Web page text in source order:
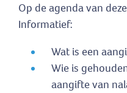
Op de agenda van
Informatief:
Wat is een
Wie is
aangifte van